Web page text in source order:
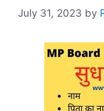
July 31, 2023 by